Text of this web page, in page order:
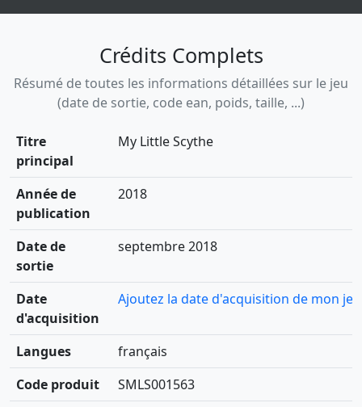
Crédits Complets
Résumé de toutes les informations détaillées sur le jeu
(date de sortie, code ean, poids, taille, ...)
Titre
principal
My Little Scythe
Année de
publication
2018
Date de
sortie
septembre 2018
Date
d'acquisition
Ajoutez la date d'acquisition de mon jeu
Langues
français
Code produit
SMLS001563